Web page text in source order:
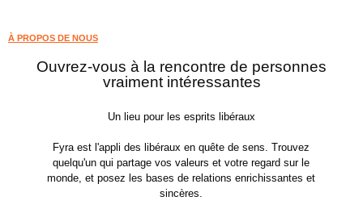
À PROPOS DE NOUS
Ouvrez-vous à la rencontre de personnes
vraiment intéressantes
Un lieu pour les esprits libéraux
Fyra est l'appli des libéraux en quête de sens. Trouvez
quelqu'un qui partage vos valeurs et votre regard sur le
monde, et posez les bases de relations enrichissantes et
sincères.